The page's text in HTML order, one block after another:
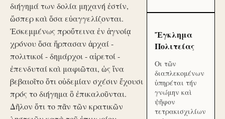
διήγημά των δολία μηχανή ἐστίν,
ὥσπερ καὶ ὅσα εὐαγγελίζονται.
Ἐσκεμμένως προὔτεινα ἐν ἀγνοίᾳ
χρόνου ὅσα ἥρπασαν ἀρχαί -
πολιτικοί - δημάρχοι - αἱρετοί -
ἐπενδυταί καὶ μαφιῶται, ὡς ἵνα
βεβαιοῖτο ὅτι οὐδεμίαν σχέσιν ἔχουσι
πρός το διήγημα ὃ ἐπικαλοῦνται.
Δῆλον ὅτι το πᾶν τῶν κρατικῶν
Ἔγκλημα
Πολιτείας
Οι τῶν
διαπλεκομένων
ὑπηρέται τήν
γνώμην καὶ
ψῆφον
τετρακισχιλίων